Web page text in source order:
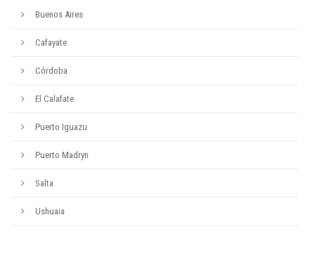
Buenos Aires
Cafayate
Córdoba
El Calafate
Puerto Iguazu
Puerto Madryn
Salta
Ushuaia